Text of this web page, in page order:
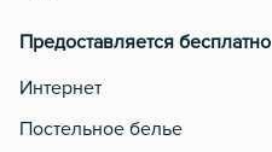
Предоставляется бесплатно
Интернет
Постельное белье